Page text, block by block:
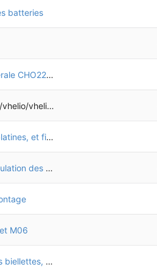
batteries
Ajustement des trous de fixation de la tôle latérale CHO22 pour placement d'écrous sertis M4
freecad
Ajout de la visserie pour fixer les feux sur les platines, et fixation de la tôle latérale au niveau du pédalier avec écrous sertis
Ajustement des diamètres des trous pour articulation des biellettes
M06
Ajustement des diamètres de perçage pour les biellettes, ajout des boulons de fixation des triangles